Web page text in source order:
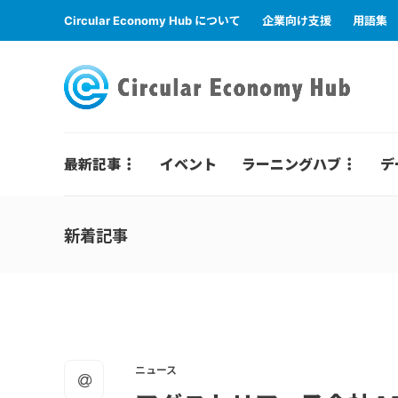
Circular Economy Hub について 企業向け支援 用語集
最新記事 イベント ラーニングハブ
新着記事
ニュース